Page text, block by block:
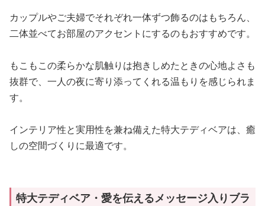
カップルやご夫婦でそれぞれ一体ずつ飾るのはもちろん、
二体並べてお部屋のアクセントにするのもおすすめです。
もこもこの柔らかな肌触りは抱きしめたときの心地よさも
抜群で、一人の夜に寄り添ってくれる温もりを感じられま
す。
インテリア性と実用性を兼ね備えた特大テディベアは、癒
しの空間づくりに最適です。
特大テディベア・愛を伝えるメッセージ入りブラ